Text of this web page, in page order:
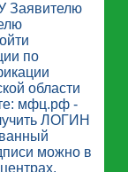
Заявителю
по
области
мфц.рф -
ЛОГИН
можно в